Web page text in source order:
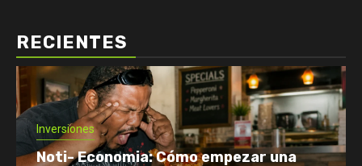
RECIENTES
Economía: Noticias Emprendimiento y Negocios
Finanzas: Noticias y Consejos Inversiones